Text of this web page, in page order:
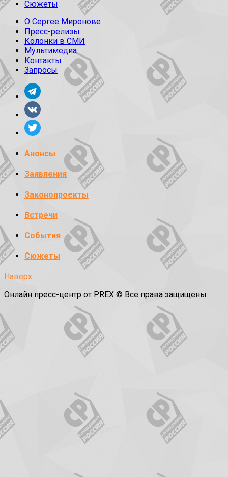
Сюжеты
О Сергее Миронове
Пресс-релизы
Колонки в СМИ
Мультимедиа
Контакты
Запросы
Анонсы
Заявления
Законопроекты
Встречи
События
Сюжеты
Наверх
Онлайн пресс-центр от PREX © Все права защищены